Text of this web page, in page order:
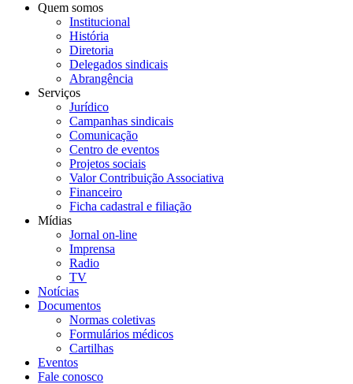
Quem somos
Institucional
História
Diretoria
Delegados sindicais
Abrangência
Serviços
Jurídico
Campanhas sindicais
Comunicação
Centro de eventos
Projetos sociais
Valor Contribuição Associativa
Financeiro
Ficha cadastral e filiação
Mídias
Jornal on-line
Imprensa
Radio
TV
Notícias
Documentos
Normas coletivas
Formulários médicos
Cartilhas
Eventos
Fale conosco